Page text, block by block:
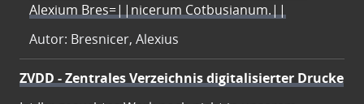
Alexium Bres=||nicerum Cotbusianum.||
Autor: Bresnicer, Alexius
ZVDD - Zentrales Verzeichnis digitalisierter Drucke